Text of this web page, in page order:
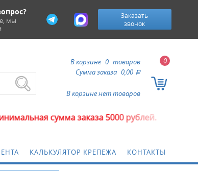
мы
Заказать
звонок
0
В корзине 0 товаров
Сумма заказа 0,00 a
В корзине нет товаров
сумма заказа 5000 рублей.
КАЛЬКУЛЯТОР КРЕПЕЖА КОНТАКТЫ